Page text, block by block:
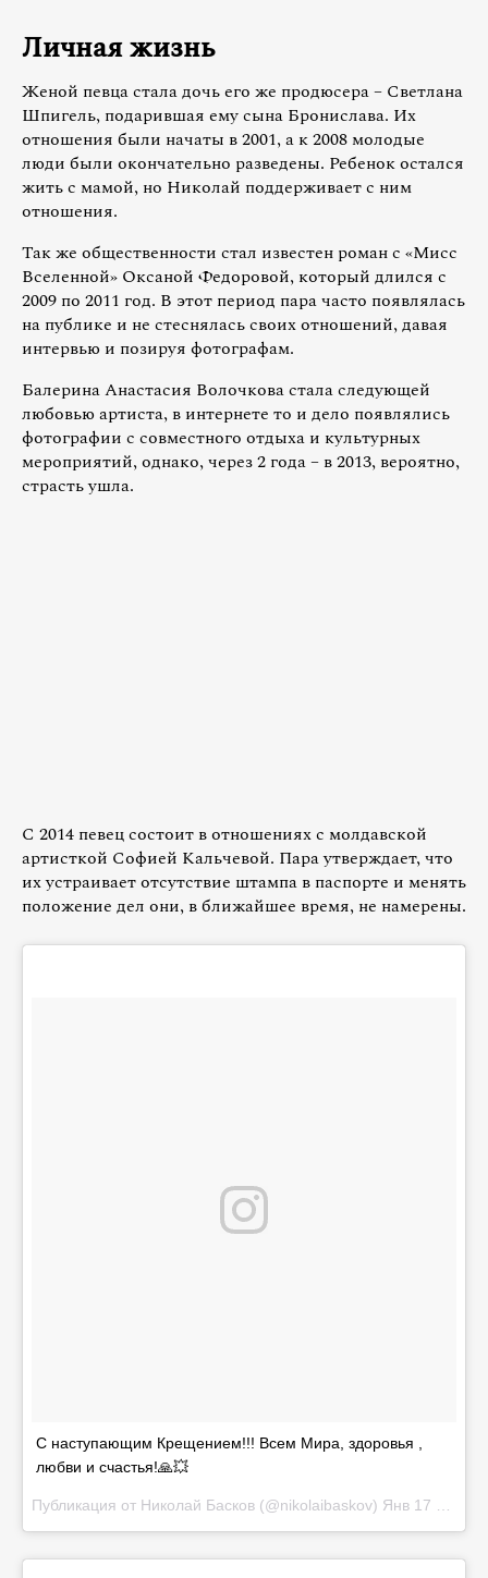
Личная жизнь
Женой певца стала дочь его же продюсера – Светлана
Шпигель, подарившая ему сына Бронислава. Их
отношения были начаты в 2001, а к 2008 молодые
люди были окончательно разведены. Ребенок остался
жить с мамой, но Николай поддерживает с ним
отношения.
Так же общественности стал известен роман с «Мисс
Вселенной» Оксаной Федоровой, который длился с
2009 по 2011 год. В этот период пара часто появлялась
на публике и не стеснялась своих отношений, давая
интервью и позируя фотографам.
Балерина Анастасия Волочкова стала следующей
любовью артиста, в интернете то и дело появлялись
фотографии с совместного отдыха и культурных
мероприятий, однако, через 2 года – в 2013, вероятно,
страсть ушла.
С 2014 певец состоит в отношениях с молдавской
артисткой Софией Кальчевой. Пара утверждает, что
их устраивает отсутствие штампа в паспорте и менять
положение дел они, в ближайшее время, не намерены.
С наступающим Крещением!!! Всем Мира, здоровья ,
любви и счастья!🙏💥
Публикация от Николай Басков (@nikolaibaskov) Янв 17 2017 в 10:56 PST